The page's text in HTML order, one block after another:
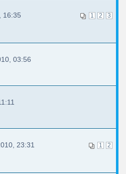
1 2 3
16:35
03:56
1 2
23:31